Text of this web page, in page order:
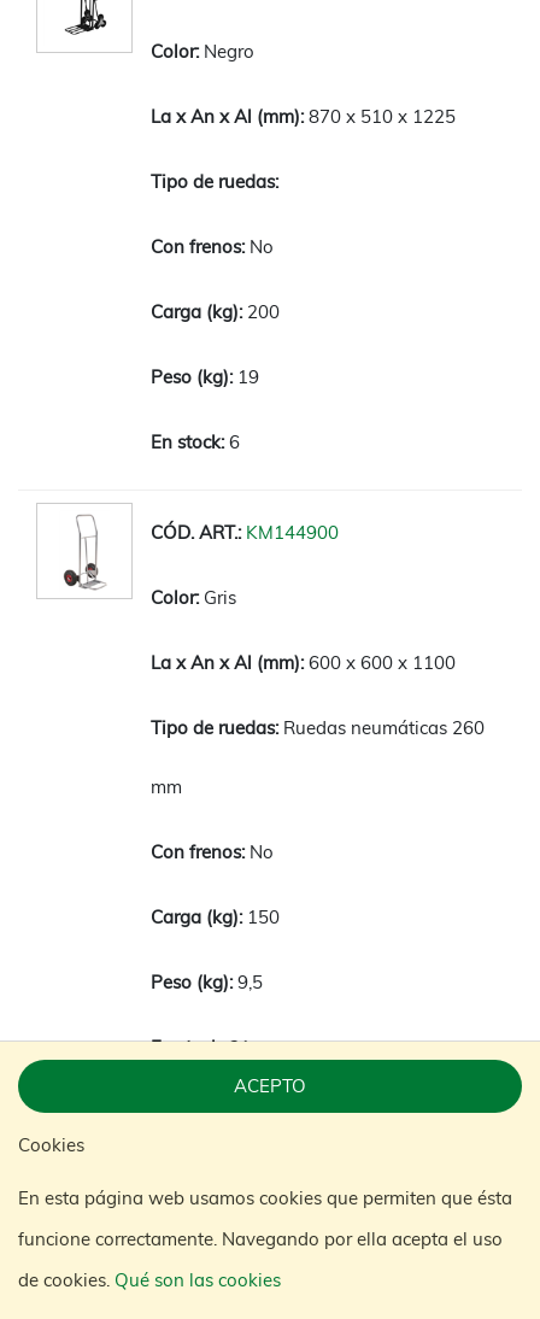
ACEPTO
Cookies
En esta página web usamos cookies que permiten que ésta
funcione correctamente. Navegando por ella acepta el uso
de cookies. Qué son las cookies
Negro
870 x 510 x 1225
No
200
19
6
KM144900
Gris
600 x 600 x 1100
Ruedas neumáticas 260
mm
No
150
9,5
31
Amarillo